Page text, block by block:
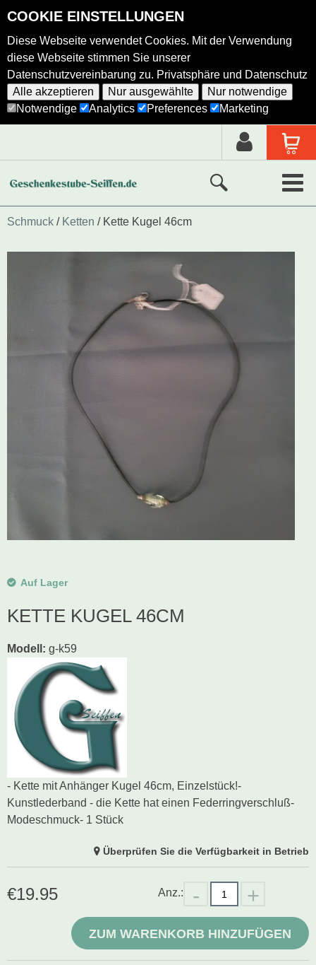
COOKIE EINSTELLUNGEN
Diese Webseite verwendet Cookies. Mit der Verwendung
diese Webseite stimmen Sie unserer
Datenschutzvereinbarung zu. Privatsphäre und Datenschutz
Alle akzeptieren
Nur ausgewählte
Nur notwendige
Notwendige
Analytics Preferences Marketing
Neue Produkte
Ausgewählte Produkte
Holzkunst nach Hersteller
Schwibbogen
Schmuck Ketten Kette Kugel 46cm
Auf Lager
KETTE KUGEL 46CM
Modell : g-k59
- Kette mit Anhänger Kugel 46cm, Einzelstück!-
Kunstlederband - die Kette hat einen Federringverschluß-
Modeschmuck- 1 Stück
Überprüfen Sie die Verfügbarkeit in Betrieb
€19.95 Anz.:
ZUM WARENKORB HINZUFÜGEN